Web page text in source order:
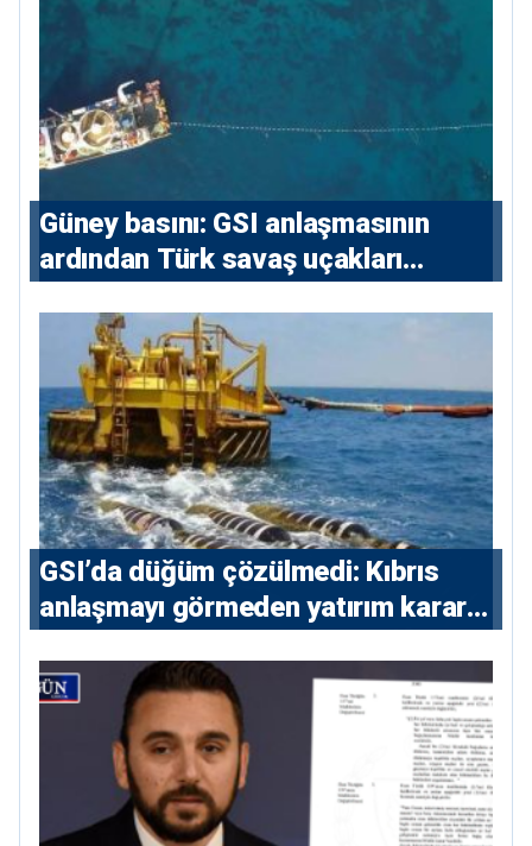
Güney basını: ⁠GSI anlaşmasının
ardından Türk savaş uçakları
GSI’da düğüm çözülmedi: Kıbrıs
anlaşmayı görmeden yatırım kararı